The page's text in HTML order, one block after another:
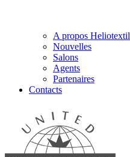
A propos Heliotextil
Nouvelles
Salons
Agents
Partenaires
Contacts